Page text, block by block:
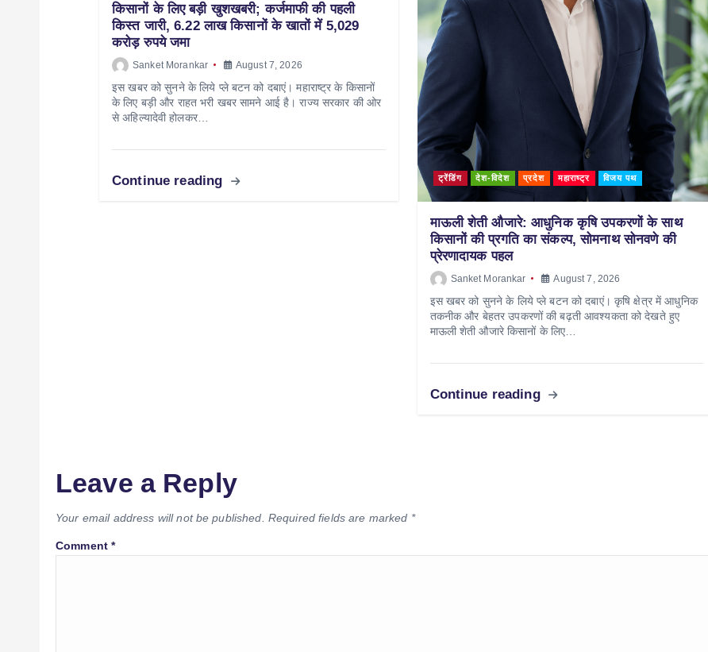
किसानों के लिए बड़ी खुशखबरी; कर्जमाफी की पहली
किस्त जारी, 6.22 लाख किसानों के खातों में 5,029
करोड़ रुपये जमा
Sanket Morankar August 7, 2026
इस खबर को सुनने के लिये प्ले बटन को दबाएं। महाराष्ट्र के किसानों
के लिए बड़ी और राहत भरी खबर सामने आई है। राज्य सरकार की ओर
से अहिल्यादेवी होलकर…
Continue reading ट्रेंडिंग देश-विदेश प्रदेश महाराष्ट्र विजय पथ
माऊली शेती औजारे: आधुनिक कृषि उपकरणों के साथ
किसानों की प्रगति का संकल्प, सोमनाथ सोनवणे की
प्रेरणादायक पहल
Sanket Morankar August 7, 2026
इस खबर को सुनने के लिये प्ले बटन को दबाएं। कृषि क्षेत्र में आधुनिक
तकनीक और बेहतर उपकरणों की बढ़ती आवश्यकता को देखते हुए
माऊली शेती औजारे किसानों के लिए…
Continue reading
Leave a Reply
Your email address will not be published. Required fields are marked *
Comment*